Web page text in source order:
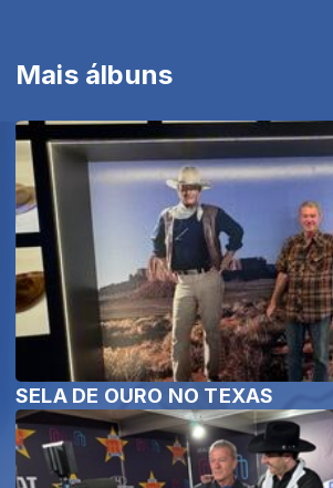
Mais álbuns
SELA DE OURO NO TEXAS